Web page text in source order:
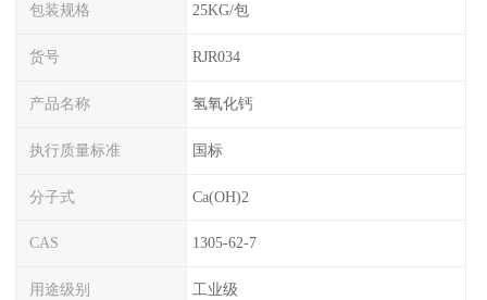
包装规格 25KG/包
货号 RJR034
产品名称 氢氧化钙
执行质量标准 国标
分子式 Ca(OH)2
CAS 1305-62-7
用途级别 工业级